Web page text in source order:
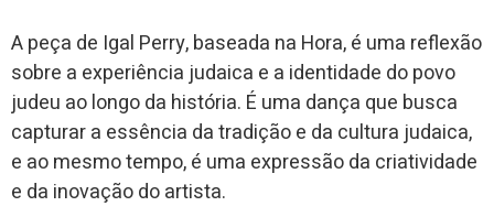
A peça de Igal Perry, baseada na Hora, é uma reflexão
sobre a experiência judaica e a identidade do povo
judeu ao longo da história. É uma dança que busca
capturar a essência da tradição e da cultura judaica,
e ao mesmo tempo, é uma expressão da criatividade
e da inovação do artista.